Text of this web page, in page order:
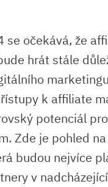
se očekává, že
hrát stále
k affiliate
potenciál
Zde je pohled
budou nejvíce
v